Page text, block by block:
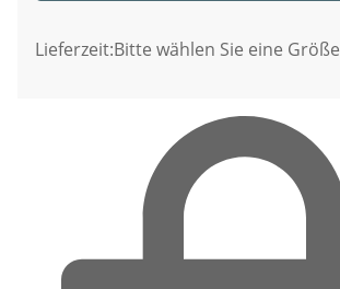
Lieferzeit:Bitte wählen Sie eine Größe